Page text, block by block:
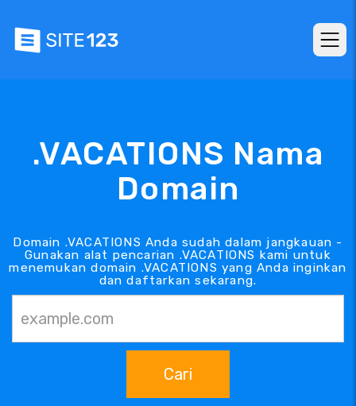
.VACATIONS Nama
Domain
Domain .VACATIONS Anda sudah dalam jangkauan -
Gunakan alat pencarian .VACATIONS kami untuk
menemukan domain .VACATIONS yang Anda inginkan
dan daftarkan sekarang.
Cari